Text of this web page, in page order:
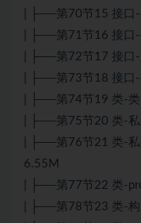
| ├──第70节15 接口
| ├──第71节16 接口
| ├──第72节17 接口
| ├──第73节18 接口
| ├──第74节19 类-
| ├──第75节20 类-
| ├──第76节21 类-
6.55M
| ├──第77节22 类-
| ├──第78节23 类-